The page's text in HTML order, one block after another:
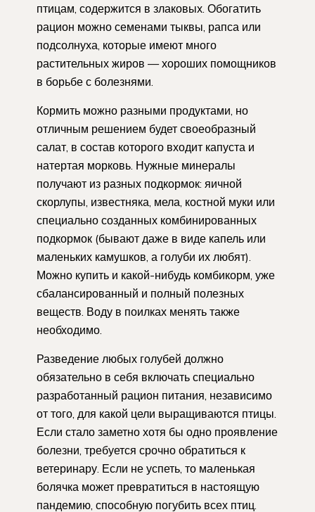
птицам, содержится в злаковых. Обогатить
рацион можно семенами тыквы, рапса или
подсолнуха, которые имеют много
растительных жиров — хороших помощников
в борьбе с болезнями.
Кормить можно разными продуктами, но
отличным решением будет своеобразный
салат, в состав которого входит капуста и
натертая морковь. Нужные минералы
получают из разных подкормок: яичной
скорлупы, известняка, мела, костной муки или
специально созданных комбинированных
подкормок (бывают даже в виде капель или
маленьких камушков, а голуби их любят).
Можно купить и какой-нибудь комбикорм, уже
сбалансированный и полный полезных
веществ. Воду в поилках менять также
необходимо.
Разведение любых голубей должно
обязательно в себя включать специально
разработанный рацион питания, независимо
от того, для какой цели выращиваются птицы.
Если стало заметно хотя бы одно проявление
болезни, требуется срочно обратиться к
ветеринару. Если не успеть, то маленькая
болячка может превратиться в настоящую
пандемию, способную погубить всех птиц.